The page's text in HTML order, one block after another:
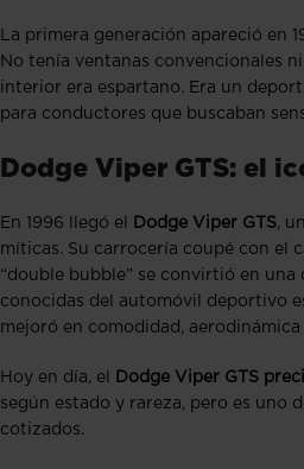
La primera generación apareció en
No tenía ventanas convencionales
interior era espartano. Era un
para conductores que buscaban
Dodge Viper GTS: el
En 1996 llegó el Dodge Viper GTS,
míticas. Su carrocería coupé con el
“double bubble” se convirtió en una
conocidas del automóvil deportivo
mejoró en comodidad,
Hoy en día, el Dodge Viper GTS
según estado y rareza, pero es uno
cotizados.